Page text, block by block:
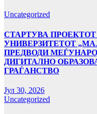
Uncategorized
СТАРТУВА ПРОЕКТОТ
УНИВЕРЗИТЕТОТ
ПРЕДВОДИ
ДИГИТАЛНО
ГРАЃАНСТВО
Јул 30, 2026
Uncategorized